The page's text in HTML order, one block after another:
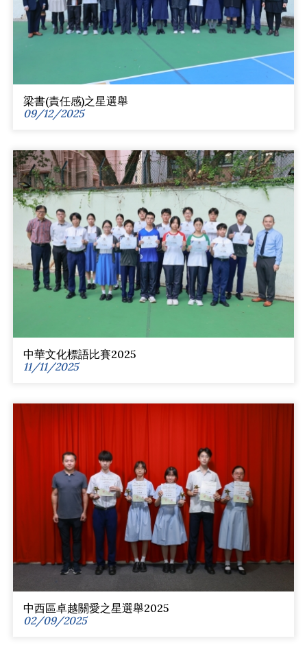
梁書(責任感)之星選舉
09/12/2025
中華文化標語比賽2025
11/11/2025
中西區卓越關愛之星選舉2025
02/09/2025